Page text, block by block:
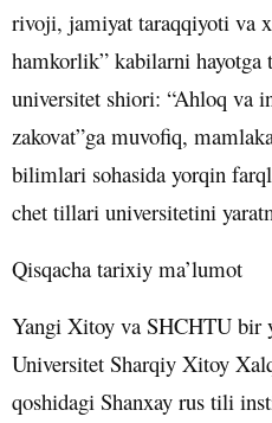
rivoji, jamiyat taraqqiyoti va
hamkorlik” kabilarni hayotga
universitet shiori: “Ahloq va
zakovat”ga muvofiq,
bilimlari sohasida yorqin
chet tillari universitetini
Qisqacha tarixiy ma’lumot
Yangi Xitoy va SHCHTU bir
Universitet Sharqiy Xitoy
qoshidagi Shanxay rus tili